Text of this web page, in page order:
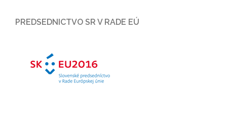
PREDSEDNICTVO SR V RADE EÚ